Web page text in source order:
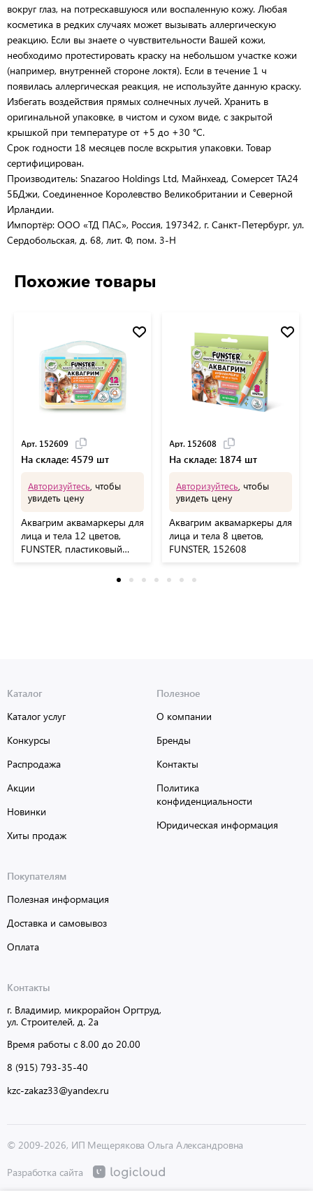
вокруг глаз, на потрескавшуюся или воспаленную кожу. Любая
косметика в редких случаях может вызывать аллергическую
реакцию. Если вы знаете о чувствительности Вашей кожи,
необходимо протестировать краску на небольшом участке кожи
(например, внутренней стороне локтя). Если в течение 1 ч
появилась аллергическая реакция, не используйте данную краску.
Избегать воздействия прямых солнечных лучей. Хранить в
оригинальной упаковке, в чистом и сухом виде, с закрытой
крышкой при температуре от +5 до +30 °С.
Срок годности 18 месяцев после вскрытия упаковки. Товар
сертифицирован.
Производитель: Snazaroo Holdings Ltd, Майнхеад, Сомерсет TA24
5БДжи, Соединенное Королевство Великобритании и Северной
Ирландии.
Импортёр: ООО «ТД ПАС», Россия, 197342, г. Санкт-Петербург, ул.
Сердобольская, д. 68, лит. Ф, пом. 3-Н
Похожие товары
Арт. 152609
На складе: 4579 шт
Авторизуйтесь , чтобы
увидеть цену
Аквагрим аквамаркеры для
лица и тела 12 цветов,
FUNSTER, пластиковый
Арт. 152608
На складе: 1874 шт
Авторизуйтесь , чтобы
увидеть цену
Аквагрим аквамаркеры для
лица и тела 8 цветов,
FUNSTER, 152608
Каталог
Каталог услуг
Конкурсы
Распродажа
Акции
Новинки
Хиты продаж
Полезное
О компании
Бренды
Контакты
Политика
конфиденциальности
Юридическая информация
Покупателям
Полезная информация
Доставка и самовывоз
Оплата
Контакты
г. Владимир, микрорайон Оргтруд,
ул. Строителей, д. 2а
Время работы с 8.00 до 20.00
8 (915) 793-35-40
kzc-zakaz33@yandex.ru
© 2009-2026, ИП Мещерякова Ольга Александровна
Разработка сайта